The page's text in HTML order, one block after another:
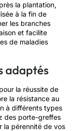
la plantation,
à la fin de
les branches
et facilite
de maladies
adaptés
la réussite de
la résistance au
à différents types
des porte-greffes
la pérennité de vos